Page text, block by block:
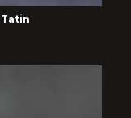
Tatin